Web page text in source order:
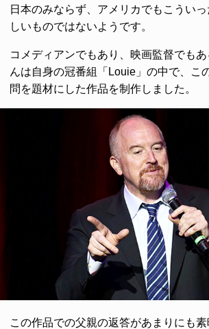
日本のみならず、アメリカでもこうい
しいものではないようです。
コメディアンでもあり、映画監督でも
んは自身の冠番組「Louie」の中で、こ
問を題材にした作品を制作しました。
この作品での父親の返答があまりにも